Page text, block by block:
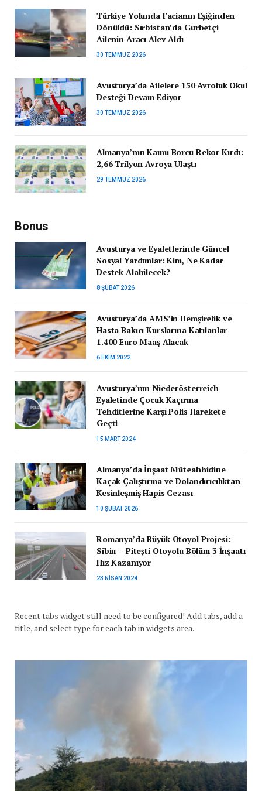
Türkiye Yolunda Facianın Eşiğinden
Dönüldü: Sırbistan’da Gurbetçi
Ailenin Aracı Alev Aldı
30 TEMMUZ 2026
Avusturya’da Ailelere 150 Avroluk Okul
Desteği Devam Ediyor
30 TEMMUZ 2026
Almanya’nın Kamu Borcu Rekor Kırdı:
2,66 Trilyon Avroya Ulaştı
29 TEMMUZ 2026
Bonus
Avusturya ve Eyaletlerinde Güncel
Sosyal Yardımlar: Kim, Ne Kadar
Destek Alabilecek?
8 ŞUBAT 2026
Avusturya’da AMS’in Hemşirelik ve
Hasta Bakıcı Kurslarına Katılanlar
1.400 Euro Maaş Alacak
6 EKIM 2022
Avusturya’nın Niederösterreich
Eyaletinde Çocuk Kaçırma
Tehditlerine Karşı Polis Harekete
Geçti
15 MART 2024
Almanya’da İnşaat Müteahhidine
Kaçak Çalıştırma ve Dolandırıcılıktan
Kesinleşmiş Hapis Cezası
10 ŞUBAT 2026
Romanya’da Büyük Otoyol Projesi:
Sibiu – Pitești Otoyolu Bölüm 3 İnşaatı
Hız Kazanıyor
23 NISAN 2024
Recent tabs widget still need to be configured! Add tabs, add a
title, and select type for each tab in widgets area.